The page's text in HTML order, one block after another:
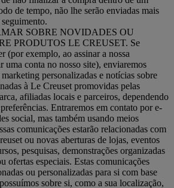
de tempo, não lhe serão enviadas mais
SOBRE NOVIDADES OU
PRODUTOS LE CREUSET. Se
(por exemplo, ao assinar a nossa
uma conta no nosso site), enviaremos
personalizadas e notícias sobre
à Le Creuset promovidas pelas
afiliadas locais e parceiros, dependendo
Entraremos em contato por e-
social, mas também usando meios
comunicações estarão relacionadas com
ou novas aberturas de lojas, eventos
pesquisas, demonstrações organizadas
ofertas especiais. Estas comunicações
ou personalizadas para si com base
sobre si, como a sua localização,